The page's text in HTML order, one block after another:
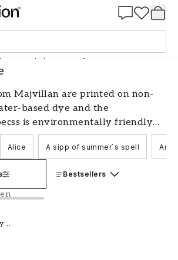
wallpaper The Big Blue
Majvillan are printed on non-
based dye and the
is environmentally friendly
The wallpapers contains no
Majvillan wallpapers have a
print.
Alice A sipp of summer´s spell
Bestsellers
Turquoise - 119-01